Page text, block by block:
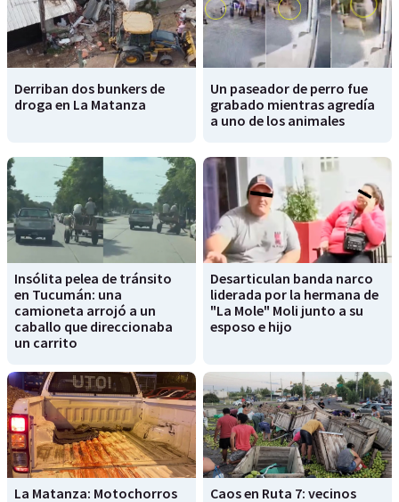
Derriban dos bunkers de
droga en La Matanza
Un paseador de perro fue
grabado mientras agredía
a uno de los animales
Insólita pelea de tránsito
en Tucumán: una
camioneta arrojó a un
caballo que direccionaba
un carrito
Desarticulan banda narco
liderada por la hermana de
"La Mole" Moli junto a su
esposo e hijo
La Matanza: Motochorros
Caos en Ruta 7: vecinos